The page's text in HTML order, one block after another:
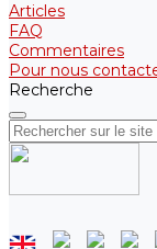
Articles
FAQ
Commentaires
Pour nous
Recherche